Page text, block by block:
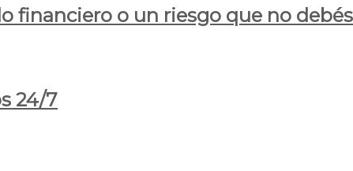
financiero o un riesgo que no
24/7